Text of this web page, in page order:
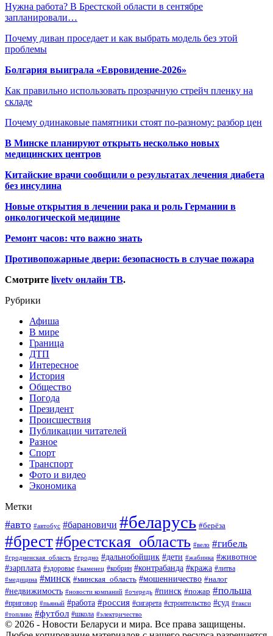
Нужна работа? В Брестской области в сентябре
запланировали…
Почему диван проседает и как выбрать модель без этой
проблемы
Болгария выиграла «Евровидение-2026»
Как правильно использовать прозрачную стрейч пленку на
складе
Почему одинаковые памятники стоят по-разному: разбор цен
В Минске планируют открыть несколько новых
медицинских центров
Китайские врачи сообщили о результатах лечения диабета
без инсулина
Новые открытия в лечении рака и роль Германии в
онкологической медицине
Ремонт часов: что важно знать
Противопожарные двери: безопасность в случае пожара
Смотрите livetv онлайн ТВ.
Рубрики
Афиша
В мире
Граница
ДТП
Интересное
История
Общество
Погода
Президент
Происшествия
Публикации читателей
Разное
Спорт
Транспорт
Фото и видео
Экономика
Метки
#авто #автобус #барановичи #беларусь #берёза
#брест#брестская_область #вело #гибель
#гродненская_область #гродно #дальнобойщик #дети #жабинка #животное
#зарплата #здоровье #каменец #кобрин #контрабанда #кража #литва
#медицина #минск #минская_область #мошенничество #налог
#недвижимость #новости компаний #очередь #пинск #пожар #польша
#приговор #пьяный #работа #россия #сигарета #строительство #суд #такси
#топливо #футбол #школа #электричество
© 2026 - Новости Беларуси и мира. Все права защищены.